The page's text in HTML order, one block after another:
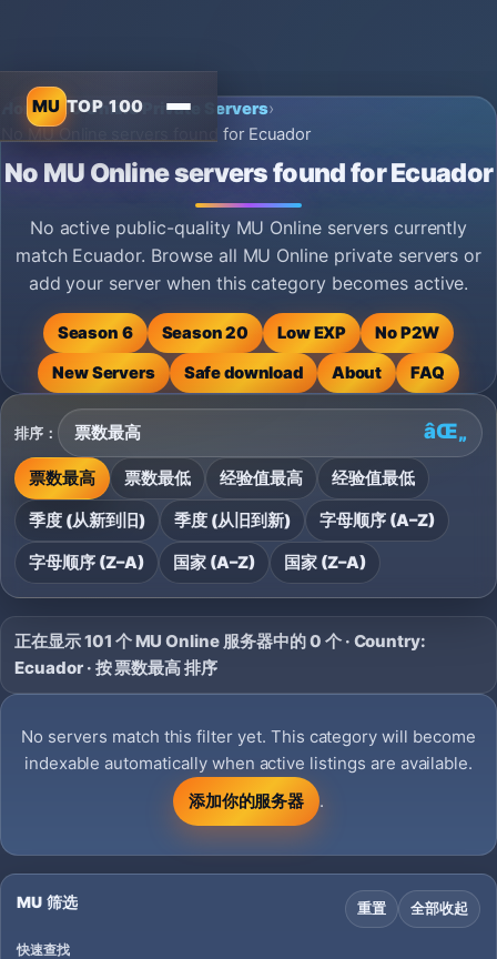
MU TOP 100
Home›MU Online Private Servers›
No MU Online servers found for Ecuador
No MU Online servers found for Ecuador
No active public-quality MU Online servers currently
match Ecuador. Browse all MU Online private servers or
add your server when this category becomes active.
Season 6 Season 20 Low EXP
No P2W
New Servers
Safe download About FAQ
排序：
票数最高 票数最低 经验值最高 经验值最低
季度 (从新到旧) 季度 (从旧到新) 字母顺序 (A–Z)
字母顺序 (Z–A) 国家 (A–Z) 国家 (Z–A)
正在显示 101 个 MU Online 服务器中的 0 个 · Country:
Ecuador · 按 票数最高 排序
No servers match this filter yet. This category will become
indexable automatically when active listings are available.
添加你的服务器
.
MU 筛选 重置 全部收起
快速查找